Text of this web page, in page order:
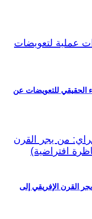
الحقيقي للتعويضات عن
يجر القرن الإفريقي إلى